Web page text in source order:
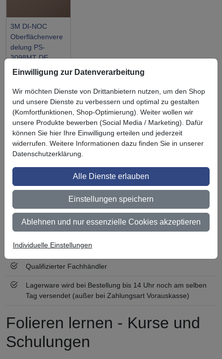
3M DI-NOC
Oberflächenvere
delung PS-
3098MT DE
Ihre Vorteile bei uns
3M BestPartner Commercial Solutions
Persönliche Beratung und Betreuung
Keine Mindestbestellmenge
Ab 300 € Nettowarenwert versandkostenfrei (innerhalb
Zertifiziert nach ISO 9001
Qualifizierter Fachhändler
Lagerware wird bei Bestellung bis 14 Uhr noch am selben
Tag versendet (außer bei Zahlungsart Vorauskasse)
Folieren lernen - Kurse und
Schulungen
Einwilligung zur Datenverarbeitung
Wir möchten Dienste von Drittanbietern nutzen, um den Shop
und unsere Dienste zu verbessern und optimal zu gestalten
(Komfortfunktionen, Shop-Optimierung). Weiter wollen wir
unsere Produkte bewerben (Social Media / Marketing). Dafür
können Sie hier Ihre Einwilligung erteilen und jederzeit
widerrufen. Weitere Informationen dazu finden Sie in unserer
Datenschutzerklärung.
Alle Dienste erlauben
Einstellungen speichern
Ablehnen und nur essenzielle Cookies akzeptieren
Individuelle Einstellungen